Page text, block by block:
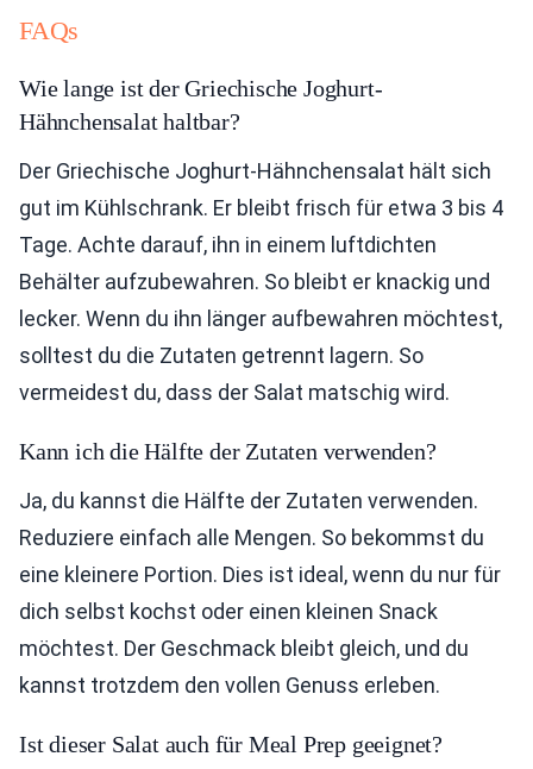
FAQs
Wie lange ist der Griechische Joghurt-
Hähnchensalat haltbar?
Der Griechische Joghurt-Hähnchensalat hält sich
gut im Kühlschrank. Er bleibt frisch für etwa 3 bis 4
Tage. Achte darauf, ihn in einem luftdichten
Behälter aufzubewahren. So bleibt er knackig und
lecker. Wenn du ihn länger aufbewahren möchtest,
solltest du die Zutaten getrennt lagern. So
vermeidest du, dass der Salat matschig wird.
Kann ich die Hälfte der Zutaten verwenden?
Ja, du kannst die Hälfte der Zutaten verwenden.
Reduziere einfach alle Mengen. So bekommst du
eine kleinere Portion. Dies ist ideal, wenn du nur für
dich selbst kochst oder einen kleinen Snack
möchtest. Der Geschmack bleibt gleich, und du
kannst trotzdem den vollen Genuss erleben.
Ist dieser Salat auch für Meal Prep geeignet?